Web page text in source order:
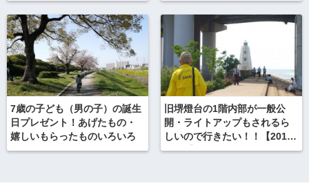
7歳の子ども（男の子）の誕生
日プレゼント！あげたもの・
嬉しいもらったものいろいろ
旧堺燈台の1階内部が一般公
開・ライトアップもされるら
しいので行きたい！！【2019
年7月】